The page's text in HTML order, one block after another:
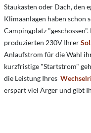
Staukasten oder Dach, den
Klimaanlagen haben schon
Campingplatz
produzierten 230V Ihrer
Anlaufstrom für die Wahl
kurzfristige "Startstrom"
die Leistung Ihres
erspart viel Ärger und gibt